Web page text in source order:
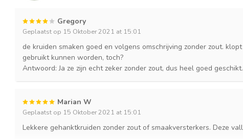
Gregory
Geplaatst op 15 Oktober 2021 at 15:01
de kruiden smaken goed en volgens omschrijving zonder zout.
gebruikt kunnen worden, toch?
Antwoord: Ja ze zijn echt zeker zonder zout, dus heel goed geschikt.
Marian W
Geplaatst op 15 Oktober 2021 at 15:01
Lekkere gehanktkruiden zonder zout of smaakversterkers. Deze